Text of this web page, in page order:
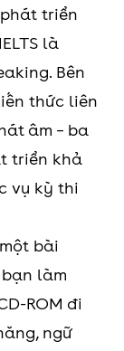
triển
là
Bên
thức liên
âm – ba
triển khả
vụ kỳ thi
bài
bạn làm
ROM đi
ngữ